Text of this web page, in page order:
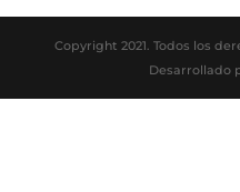
Copyright 2021. Todos los
Desarrollado